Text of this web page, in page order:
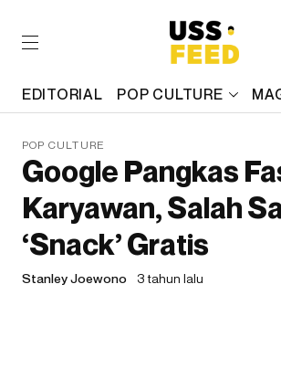
EDITORIAL POP CULTURE
POP CULTURE
Google Pangkas
Karyawan, Salah
‘Snack’ Gratis
Stanley Joewono 3 tahun lalu